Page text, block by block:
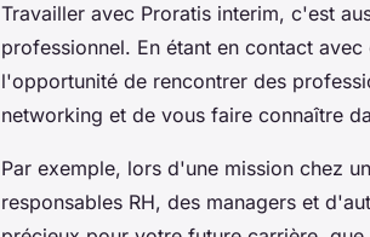
Travailler avec Proratis interim, c'est
professionnel. En étant en contact
l'opportunité de rencontrer des
networking et de vous faire connaître
Par exemple, lors d'une mission chez
responsables RH, des managers et